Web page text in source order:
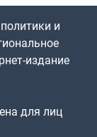
и
издание
для лиц